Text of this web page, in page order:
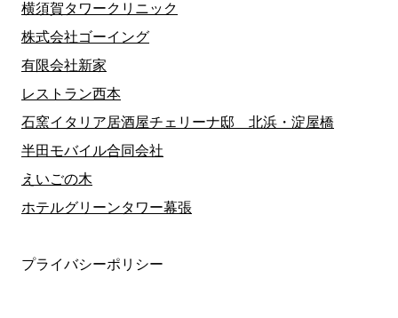
横須賀タワークリニック
株式会社ゴーイング
有限会社新家
レストラン西本
石窯イタリア居酒屋チェリーナ邸 北浜・淀屋橋
半田モバイル合同会社
えいごの木
ホテルグリーンタワー幕張
プライバシーポリシー